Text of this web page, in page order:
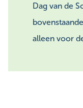
Dag van de
alleen voor